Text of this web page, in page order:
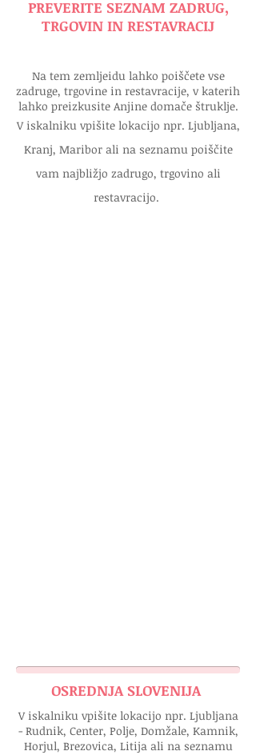
PREVERITE SEZNAM ZADRUG,
TRGOVIN IN RESTAVRACIJ
Na tem zemljeidu lahko poiščete vse
zadruge, trgovine in restavracije, v katerih
lahko preizkusite Anjine domače štruklje.
V iskalniku vpišite lokacijo npr. Ljubljana,
Kranj, Maribor ali na seznamu poiščite
vam najbližjo zadrugo, trgovino ali
restavracijo.
OSREDNJA SLOVENIJA
V iskalniku vpišite lokacijo npr. Ljubljana
- Rudnik, Center, Polje, Domžale, Kamnik,
Horjul, Brezovica, Litija ali na seznamu